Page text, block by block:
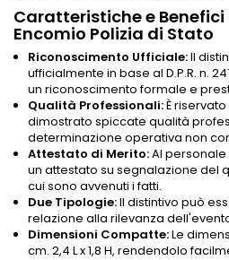
Caratteristiche e
Encomio Polizia di Stato
Riconoscimento Ufficiale:Il
ufficialmente in base al D.P.R. n.
un riconoscimento formale e
Qualità Professionali:È
dimostrato spiccate qualità
determinazione operativa non
Attestato di Merito:Al
un attestato su segnalazione del
cui sono avvenuti i fatti.
Due Tipologie:Il distintivo può
relazione alla rilevanza
Dimensioni Compatte:Le
cm. 2,4 L x 1,8 H, rendendolo